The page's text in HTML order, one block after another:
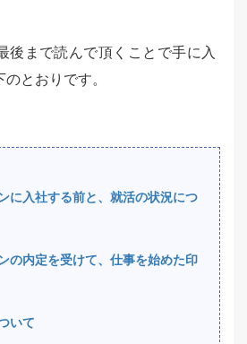
後まで読んで頂くことで手に入
とおりです。
に入社する前と、就活の状況につ
の内定を受けて、仕事を始めた印
いて